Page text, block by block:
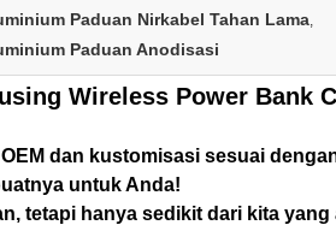
Paduan Nirkabel Tahan Lama,
Paduan Anodisasi
Wireless Power Bank
dan kustomisasi sesuai
untuk Anda!
tetapi hanya sedikit dari kita yang